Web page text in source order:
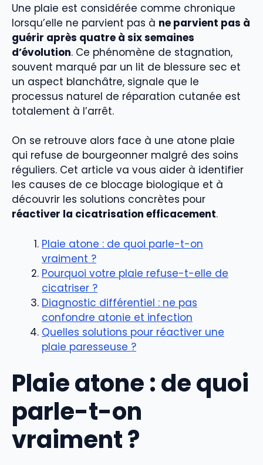
Une plaie est considérée comme chronique
lorsqu’elle ne parvient pas à ne parvient pas à
guérir après quatre à six semaines
d’évolution. Ce phénomène de stagnation,
souvent marqué par un lit de blessure sec et
un aspect blanchâtre, signale que le
processus naturel de réparation cutanée est
totalement à l’arrêt.
On se retrouve alors face à une atone plaie
qui refuse de bourgeonner malgré des soins
réguliers. Cet article va vous aider à identifier
les causes de ce blocage biologique et à
découvrir les solutions concrètes pour
réactiver la cicatrisation efficacement.
Plaie atone : de quoi parle-t-on
vraiment ?
Pourquoi votre plaie refuse-t-elle de
cicatriser ?
Diagnostic différentiel : ne pas
confondre atonie et infection
Quelles solutions pour réactiver une
plaie paresseuse ?
Plaie atone : de quoi
parle-t-on
vraiment ?